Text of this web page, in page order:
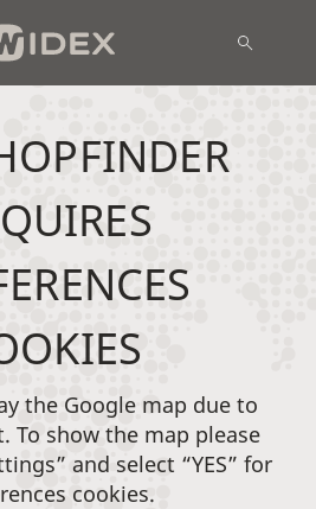
the Google map due to
To show the map please
and select “YES” for
cookies.